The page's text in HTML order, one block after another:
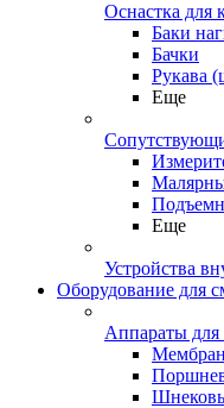
Оснастка для
Баки
Бачки
Рукава
Еще
Еще
Устройства
Оборудование для
Аппараты для